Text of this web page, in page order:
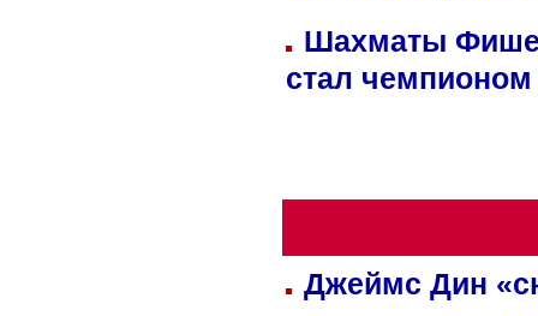
Шахматы
стал
Джеймс Дин